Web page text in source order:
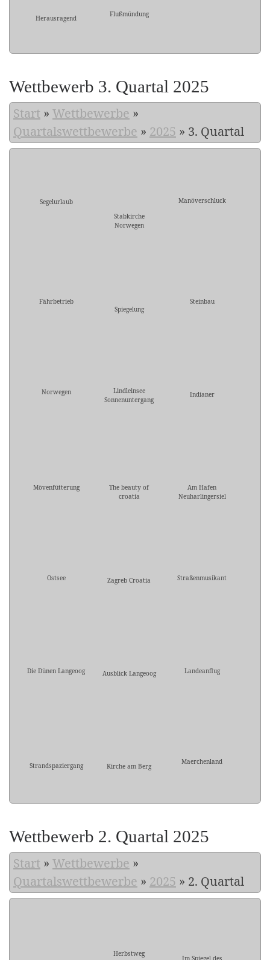
Herausragend Flußmündung
Wettbewerb 3. Quartal 2025
Start » Wettbewerbe »
Quartalswettbewerbe » 2025 » 3. Quartal
Segelurlaub
Stabkirche
Norwegen
Manöverschluck
Fährbetrieb
Spiegelung
Steinbau
Norwegen
Lindleinsee
Sonnenuntergang
Indianer
Mövenfütterung
The beauty of
croatia
Am Hafen
Neuharlingersiel
Ostsee Zagreb Croatia Straßenmusikant
Die Dünen Langeoog Ausblick Langeoog Landeanflug
Strandspaziergang Kirche am Berg
Maerchenland
Wettbewerb 2. Quartal 2025
Start » Wettbewerbe »
Quartalswettbewerbe » 2025 » 2. Quartal
Herbstweg
Im Spiegel des